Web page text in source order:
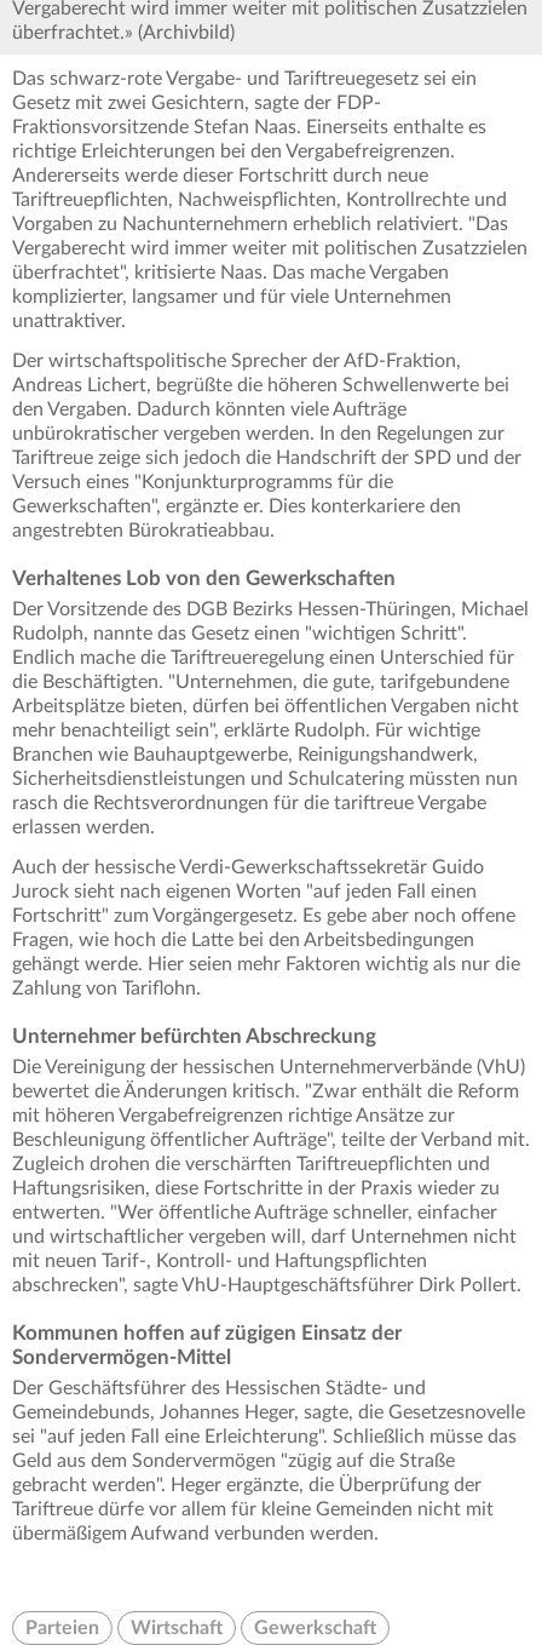
Vergaberecht wird immer weiter mit politischen Zusatzzielen
überfrachtet.» (Archivbild)
Das schwarz-rote Vergabe- und Tariftreuegesetz sei ein
Gesetz mit zwei Gesichtern, sagte der FDP-
Fraktionsvorsitzende Stefan Naas. Einerseits enthalte es
richtige Erleichterungen bei den Vergabefreigrenzen.
Andererseits werde dieser Fortschritt durch neue
Tariftreuepflichten, Nachweispflichten, Kontrollrechte und
Vorgaben zu Nachunternehmern erheblich relativiert. "Das
Vergaberecht wird immer weiter mit politischen Zusatzzielen
überfrachtet", kritisierte Naas. Das mache Vergaben
komplizierter, langsamer und für viele Unternehmen
unattraktiver.
Der wirtschaftspolitische Sprecher der AfD-Fraktion,
Andreas Lichert, begrüßte die höheren Schwellenwerte bei
den Vergaben. Dadurch könnten viele Aufträge
unbürokratischer vergeben werden. In den Regelungen zur
Tariftreue zeige sich jedoch die Handschrift der SPD und der
Versuch eines "Konjunkturprogramms für die
Gewerkschaften", ergänzte er. Dies konterkariere den
angestrebten Bürokratieabbau.
Verhaltenes Lob von den Gewerkschaften
Der Vorsitzende des DGB Bezirks Hessen-Thüringen, Michael
Rudolph, nannte das Gesetz einen "wichtigen Schritt".
Endlich mache die Tariftreueregelung einen Unterschied für
die Beschäftigten. "Unternehmen, die gute, tarifgebundene
Arbeitsplätze bieten, dürfen bei öffentlichen Vergaben nicht
mehr benachteiligt sein", erklärte Rudolph. Für wichtige
Branchen wie Bauhauptgewerbe, Reinigungshandwerk,
Sicherheitsdienstleistungen und Schulcatering müssten nun
rasch die Rechtsverordnungen für die tariftreue Vergabe
erlassen werden.
Auch der hessische Verdi-Gewerkschaftssekretär Guido
Jurock sieht nach eigenen Worten "auf jeden Fall einen
Fortschritt" zum Vorgängergesetz. Es gebe aber noch offene
Fragen, wie hoch die Latte bei den Arbeitsbedingungen
gehängt werde. Hier seien mehr Faktoren wichtig als nur die
Zahlung von Tariflohn.
Unternehmer befürchten Abschreckung
Die Vereinigung der hessischen Unternehmerverbände (VhU)
bewertet die Änderungen kritisch. "Zwar enthält die Reform
mit höheren Vergabefreigrenzen richtige Ansätze zur
Beschleunigung öffentlicher Aufträge", teilte der Verband mit.
Zugleich drohen die verschärften Tariftreuepflichten und
Haftungsrisiken, diese Fortschritte in der Praxis wieder zu
entwerten. "Wer öffentliche Aufträge schneller, einfacher
und wirtschaftlicher vergeben will, darf Unternehmen nicht
mit neuen Tarif-, Kontroll- und Haftungspflichten
abschrecken", sagte VhU-Hauptgeschäftsführer Dirk Pollert.
Kommunen hoffen auf zügigen Einsatz der
Sondervermögen-Mittel
Der Geschäftsführer des Hessischen Städte- und
Gemeindebunds, Johannes Heger, sagte, die Gesetzesnovelle
sei "auf jeden Fall eine Erleichterung". Schließlich müsse das
Geld aus dem Sondervermögen "zügig auf die Straße
gebracht werden". Heger ergänzte, die Überprüfung der
Tariftreue dürfe vor allem für kleine Gemeinden nicht mit
übermäßigem Aufwand verbunden werden.
Parteien Wirtschaft Gewerkschaft